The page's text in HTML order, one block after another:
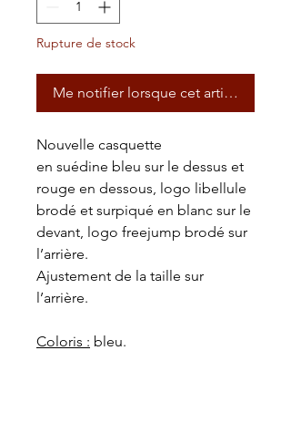
Rupture de stock
Me notifier lorsque cet article est
Nouvelle casquette
en suédine bleu sur le dessus et
rouge en dessous, logo libellule
brodé et surpiqué en blanc sur le
devant, logo freejump brodé sur
l’arrière.
Ajustement de la taille sur
l’arrière.
Coloris : bleu.